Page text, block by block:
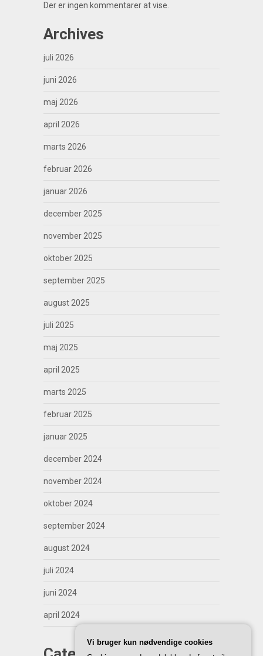
Der er ingen kommentarer at vise.
Archives
juli 2026
juni 2026
maj 2026
april 2026
marts 2026
februar 2026
januar 2026
december 2025
november 2025
oktober 2025
september 2025
august 2025
juli 2025
maj 2025
april 2025
marts 2025
februar 2025
januar 2025
december 2024
november 2024
oktober 2024
september 2024
august 2024
juli 2024
juni 2024
april 2024
Vi bruger kun nødvendige cookies